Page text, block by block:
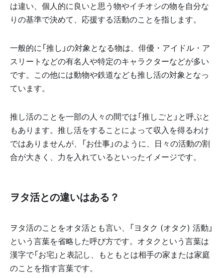
は違い、個人的に良いと思う物やイチオシの物を自分な
りの基準で決めて、応援する活動のことを指します。
一般的に「推し」の対象となる物は、俳優・アイドル・ア
スリートなどの有名人や特定のキャラクターなどが多い
です。この他には動物や鉄道なども推し活の対象となっ
ています。
推し活のことを一部の人々の間では「推しごと」と呼ぶと
もあります。推し活をすることによって収入を得るわけ
ではありませんが、「お仕事」のように、日々の活動の割
合が大きく、力を入れているといったイメージです。
ヲタ活との違いはある？
ヲタ活のことをオタ活とも言い、「ヨタク (オタク) 活動」
という言葉を省略した呼び方です。オタクという言葉は
漢字で「お宅」と表記し、もともとは相手の家または家庭
のことを指す言葉です。